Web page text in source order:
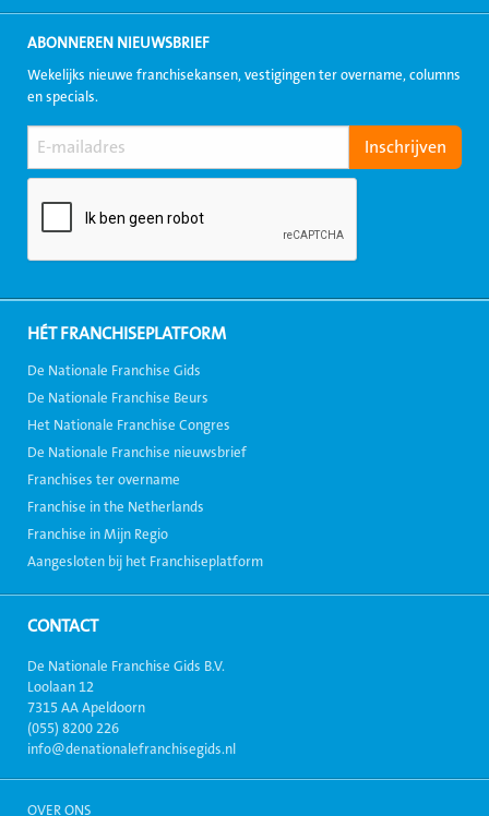
ABONNEREN NIEUWSBRIEF
Wekelijks nieuwe franchisekansen, vestigingen ter overname, columns
en specials.
HÉT FRANCHISEPLATFORM
De Nationale Franchise Gids
De Nationale Franchise Beurs
Het Nationale Franchise Congres
De Nationale Franchise nieuwsbrief
Franchises ter overname
Franchise in the Netherlands
Franchise in Mijn Regio
Aangesloten bij het Franchiseplatform
CONTACT
De Nationale Franchise Gids B.V.
Loolaan 12
7315 AA Apeldoorn
(055) 8200 226
info@denationalefranchisegids.nl
OVER ONS